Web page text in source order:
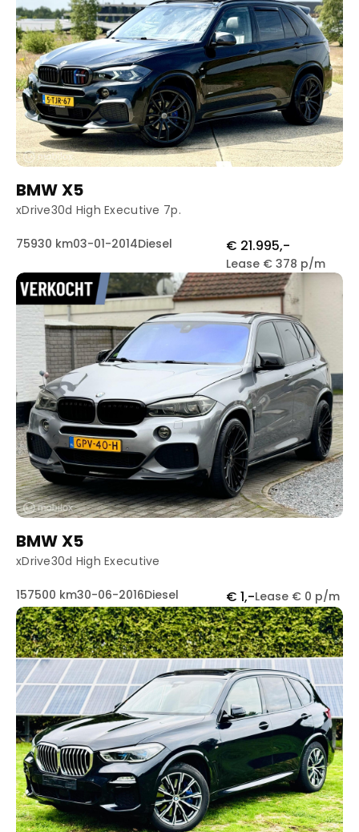
BMW X5
xDrive30d High Executive 7p.
75930 km03-01-2014Diesel € 21.995,-
Lease € 378 p/m
BMW X5
xDrive30d High Executive
157500 km30-06-2016Diesel € 1,-Lease € 0 p/m